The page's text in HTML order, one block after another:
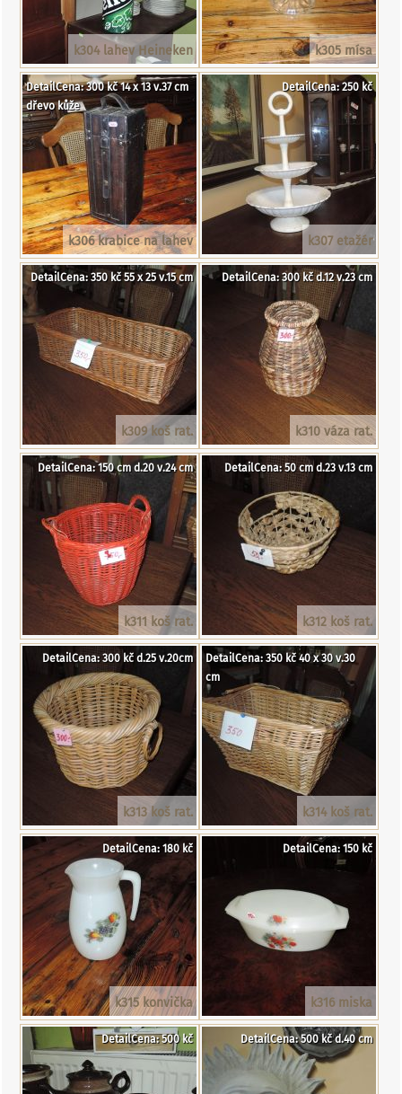
k304 lahev Heineken k305 mísa
k306 krabice na lahev
DetailCena: 300 kč 14 x 13 v.37 cm
dřevo kůže
k307 etažér
DetailCena: 250 kč
k309 koš rat.
DetailCena: 350 kč 55 x 25 v.15 cm
k310 váza rat.
DetailCena: 300 kč d.12 v.23 cm
k311 koš rat.
DetailCena: 150 cm d.20 v.24 cm
k312 koš rat.
DetailCena: 50 cm d.23 v.13 cm
k313 koš rat.
DetailCena: 300 kč d.25 v.20cm
k314 koš rat.
DetailCena: 350 kč 40 x 30 v.30
cm
k315 konvička
DetailCena: 180 kč
k316 miska
DetailCena: 150 kč
DetailCena: 500 kč DetailCena: 500 kč d.40 cm